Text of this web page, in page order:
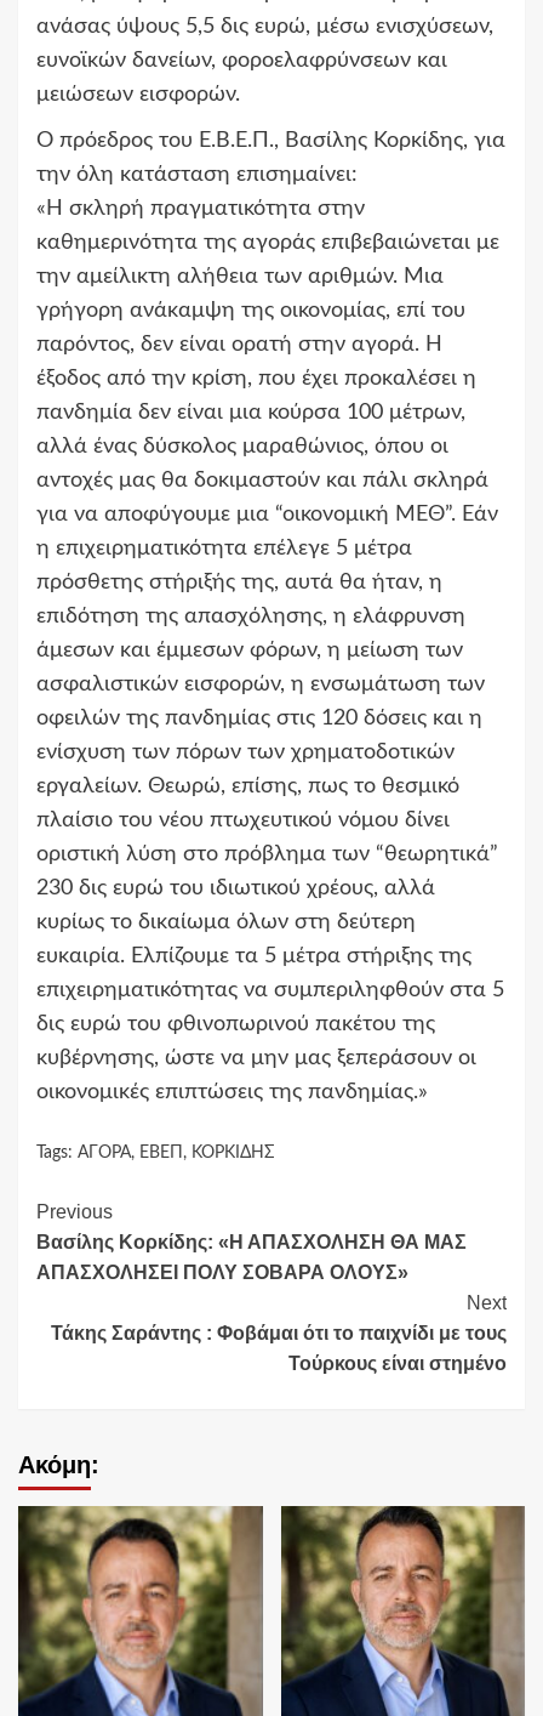
ανάσας ύψους 5,5 δις ευρώ, μέσω ενισχύσεων,
ευνοϊκών δανείων, φοροελαφρύνσεων και
μειώσεων εισφορών.
Ο πρόεδρος του Ε.Β.Ε.Π., Βασίλης Κορκίδης, για
την όλη κατάσταση επισημαίνει:
«Η σκληρή πραγματικότητα στην
καθημερινότητα της αγοράς επιβεβαιώνεται με
την αμείλικτη αλήθεια των αριθμών. Μια
γρήγορη ανάκαμψη της οικονομίας, επί του
παρόντος, δεν είναι ορατή στην αγορά. Η
έξοδος από την κρίση, που έχει προκαλέσει η
πανδημία δεν είναι μια κούρσα 100 μέτρων,
αλλά ένας δύσκολος μαραθώνιος, όπου οι
αντοχές μας θα δοκιμαστούν και πάλι σκληρά
για να αποφύγουμε μια “οικονομική ΜΕΘ”. Εάν
η επιχειρηματικότητα επέλεγε 5 μέτρα
πρόσθετης στήριξής της, αυτά θα ήταν, η
επιδότηση της απασχόλησης, η ελάφρυνση
άμεσων και έμμεσων φόρων, η μείωση των
ασφαλιστικών εισφορών, η ενσωμάτωση των
οφειλών της πανδημίας στις 120 δόσεις και η
ενίσχυση των πόρων των χρηματοδοτικών
εργαλείων. Θεωρώ, επίσης, πως το θεσμικό
πλαίσιο του νέου πτωχευτικού νόμου δίνει
οριστική λύση στο πρόβλημα των “θεωρητικά”
230 δις ευρώ του ιδιωτικού χρέους, αλλά
κυρίως το δικαίωμα όλων στη δεύτερη
ευκαιρία. Ελπίζουμε τα 5 μέτρα στήριξης της
επιχειρηματικότητας να συμπεριληφθούν στα 5
δις ευρώ του φθινοπωρινού πακέτου της
κυβέρνησης, ώστε να μην μας ξεπεράσουν οι
οικονομικές επιπτώσεις της πανδημίας.»
Tags: ΑΓΟΡΑ, ΕΒΕΠ , ΚΟΡΚΙΔΗΣ
Continue
Reading
Previous
Βασίλης Κορκίδης: «Η ΑΠΑΣΧΟΛΗΣΗ ΘΑ ΜΑΣ
ΑΠΑΣΧΟΛΗΣΕΙ ΠΟΛΥ ΣΟΒΑΡΑ ΟΛΟΥΣ»
Next
Τάκης Σαράντης : Φοβάμαι ότι το παιχνίδι με τους
Τούρκους είναι στημένο
Ακόμη: